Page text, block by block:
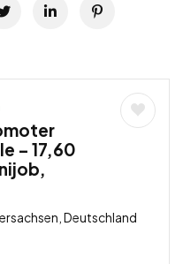
– 17,60
Deutschland